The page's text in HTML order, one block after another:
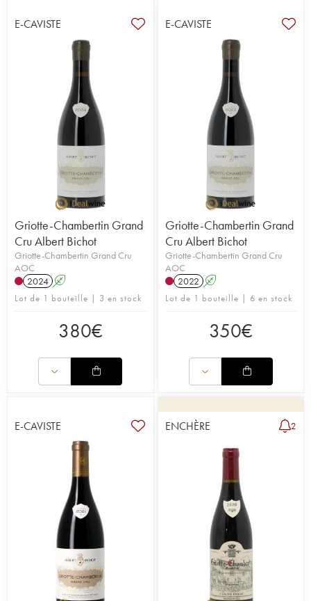
E-CAVISTE
Griotte-Chambertin Grand
Cru Albert Bichot
Griotte-Chambertin Grand Cru
AOC
2024 A
Lot de 1 bouteille | 3 en stock
380€
E-CAVISTE
Griotte-Chambertin Grand
Cru Albert Bichot
Griotte-Chambertin Grand Cru
AOC
2022 A
Lot de 1 bouteille | 6 en stock
350€
E-CAVISTE ENCHÈRE 2